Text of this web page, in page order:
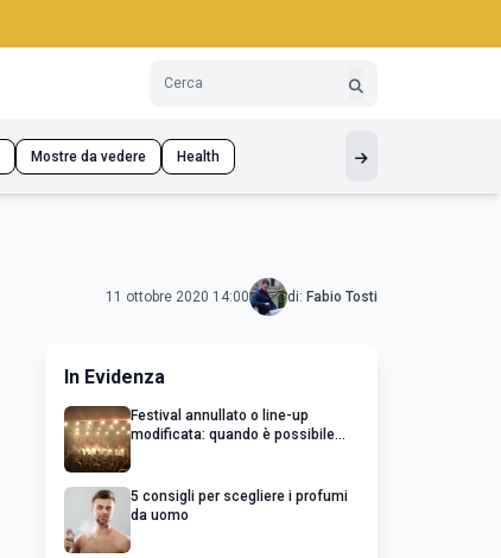
Mostre da vedere Health
11 ottobre 2020 14:00 di: Fabio Tosti
In Evidenza
Festival annullato o line-up
modificata: quando è possibile
5 consigli per scegliere i profumi
da uomo